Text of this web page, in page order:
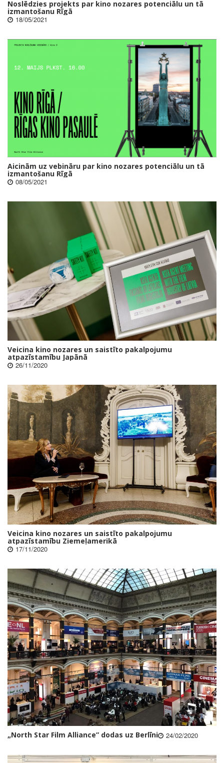
Noslēdzies projekts par kino nozares potenciālu un tā
izmantošanu Rīgā
18/05/2021
Aicinām uz vebināru par kino nozares potenciālu un tā
izmantošanu Rīgā
08/05/2021
Veicina kino nozares un saistīto pakalpojumu
atpazīstamību Japānā
26/11/2020
Veicina kino nozares un saistīto pakalpojumu
atpazīstamību Ziemeļamerikā
17/11/2020
„North Star Film Alliance” dodas uz Berlīni 24/02/2020